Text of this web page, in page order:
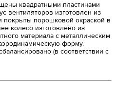
квадратными пластинами
вентиляторов изготовлен из
покрыты порошковой окраской в
колесо изготовлено из
материала с металлическим
форму.
(в соответствии с